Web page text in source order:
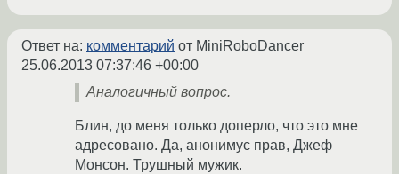
Ответ на: комментарий от MiniRoboDancer
25.06.2013 07:37:46 +00:00
Аналогичный вопрос.
Блин, до меня только доперло, что это мне
адресовано. Да, анонимус прав, Джеф
Монсон. Трушный мужик.